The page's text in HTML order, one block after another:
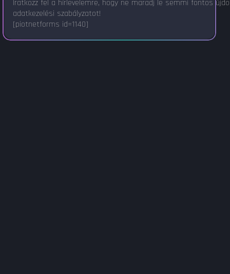
Iratkozz fel a hírlevelemre, hogy ne maradj le semmi fontos
adatkezelési szabályzatot!
[piotnetforms id=1140]